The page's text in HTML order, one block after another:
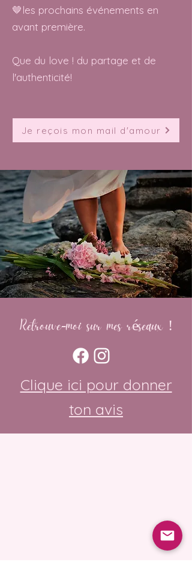
🤎les prochains événements en
avant première.
Que du love ! du partage et de
l'authenticité!
Je reçois mon mail d'amour
Retrouve-moi sur mes réseaux !
Clique ici pour donner
ton avis